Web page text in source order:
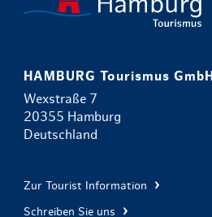
HAMBURG Tourismus GmbH
Wexstraße 7
20355 Hamburg
Deutschland
Zur Tourist Information
Schreiben Sie uns